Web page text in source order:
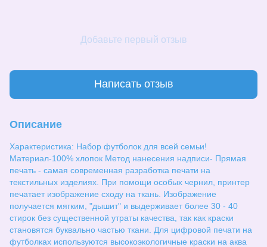
Добавьте первый отзыв
Написать отзыв
Описание
Характеристика: Набор футболок для всей семьи!
Материал-100% хлопок Метод нанесения надписи- Прямая
печать - самая современная разработка печати на
текстильных изделиях. При помощи особых чернил, принтер
печатает изображение сходу на ткань. Изображение
получается мягким, "дышит" и выдерживает более 30 - 40
стирок без существенной утраты качества, так как краски
становятся буквально частью ткани. Для цифровой печати на
футболках используются высокоэкологичные краски на аква